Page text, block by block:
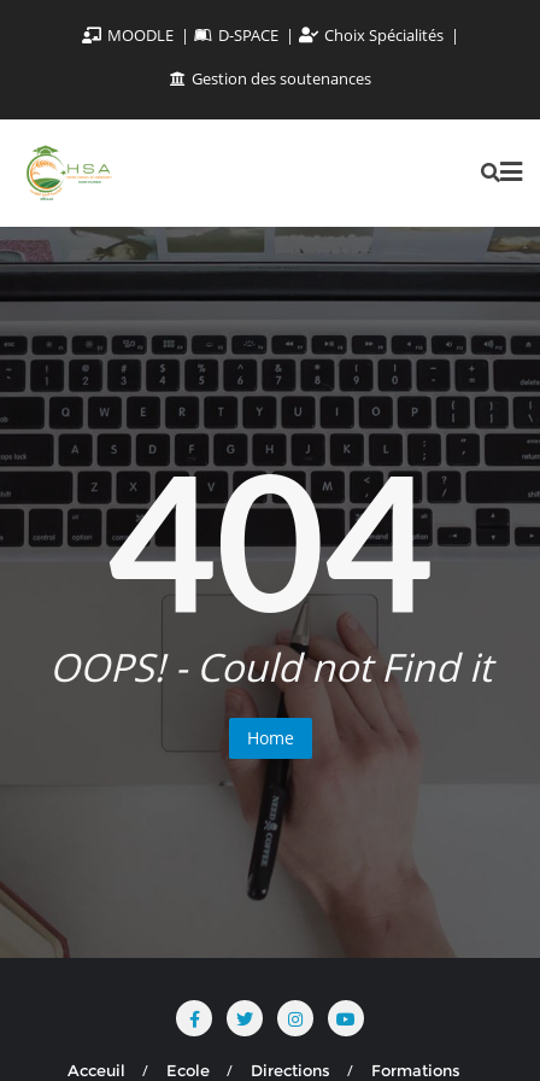
MOODLE D-SPACE
Choix Spécialités
Gestion des soutenances
404
OOPS! - Could not Find it
Home
Acceuil Ecole Directions Formations